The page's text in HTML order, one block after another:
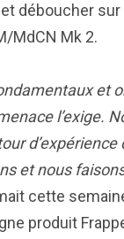
déboucher sur
MdCN Mk 2.
et
l’exige.
d’expérience
et nous
cette
produit